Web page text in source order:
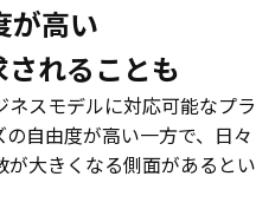
が高い
れることも
スモデルに対応可能なプラ
自由度が高い一方で、日々
大きくなる側面があるとい